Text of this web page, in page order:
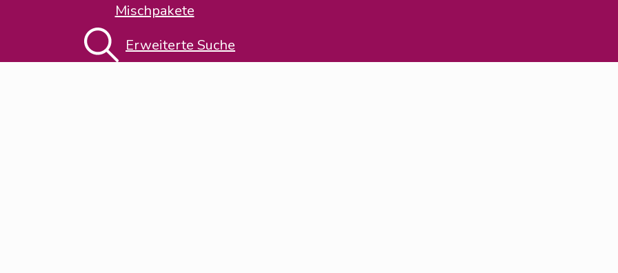
Mischpakete
Erweiterte Suche
Thema-Klassifikation